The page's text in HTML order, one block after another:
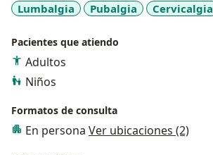
Lumbalgia
Pubalgia Cervicalgia
Pacientes que atiendo
Adultos
Niños
Formatos de consulta
En persona Ver ubicaciones (2)